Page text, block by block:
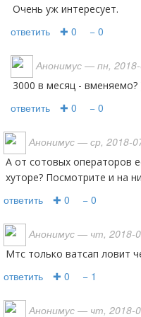
Очень уж интересует.
ответить ✚ 0 − 0
Анонимус — пн, 2018-
3000 в месяц - вменяемо?
ответить ✚ 0 − 0
Анонимус — ср, 2018-
А от сотовых операторов есть интернет с хорошей и стабильной скоростью в вашем
хуторе? Посмотрите и на
ответить ✚ 0 − 0
Анонимус — чт, 2018-
мтс только ватсап
ответить ✚ 0 − 1
Анонимус — чт, 2018-